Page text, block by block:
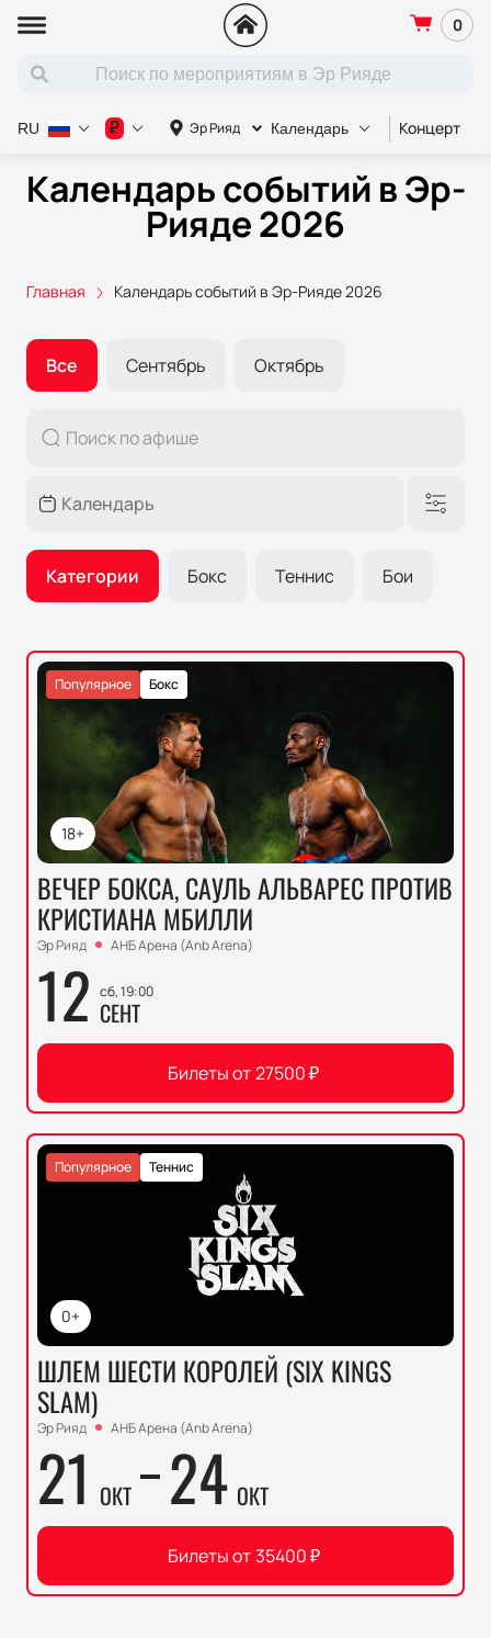
0
Эр Рияд Календарь Концерт
RU ₽
Календарь событий в Эр-
Рияде 2026
Главная Календарь событий в Эр-Рияде 2026
Все Сентябрь Октябрь
Категории Бокс Теннис Бои
18+
Бокс
Популярное
ВЕЧЕР БОКСА, САУЛЬ АЛЬВАРЕС ПРОТИВ
КРИСТИАНА МБИЛЛИ
Эр Рияд АНБ Арена (Anb Arena)
12 сб, 19:00
СЕНТ
Билеты от27500₽
0+
Теннис
Популярное
ШЛЕМ ШЕСТИ КОРОЛЕЙ (SIX KINGS
SLAM)
Эр Рияд АНБ Арена (Anb Arena)
21 ОКТ 24 ОКТ
Билеты от 35400₽